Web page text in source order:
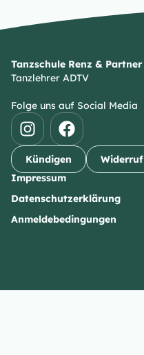
Tanzschule Renz & Partner
Tanzlehrer ADTV
Folge uns auf Social Media
Kündigen
Widerruf
Impressum
Datenschutzerklärung
Anmeldebedingungen